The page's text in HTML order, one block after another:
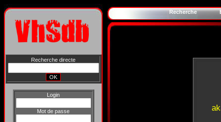
Recherche directe
Login
Mot de passe
Recherche